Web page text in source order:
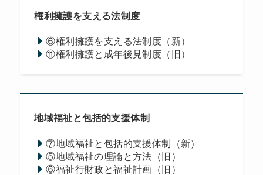
権利擁護を支える法制度
⑥権利擁護を支える法制度（新）
⑪権利擁護と成年後見制度（旧）
地域福祉と包括的支援体制
⑦地域福祉と包括的支援体制（新）
⑤地域福祉の理論と方法（旧）
⑥福祉行財政と福祉計画（旧）